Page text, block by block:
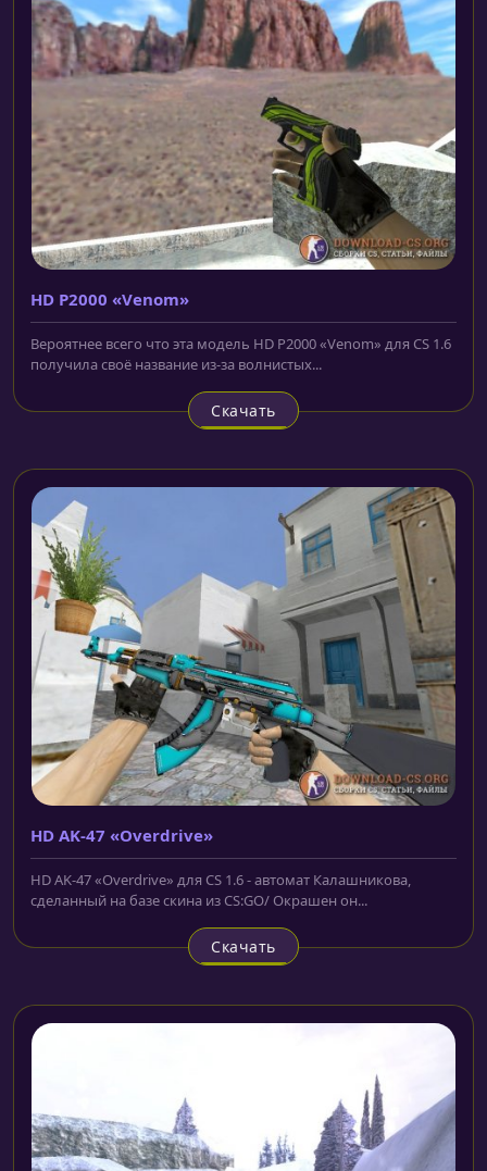
HD P2000 «Venom»
Вероятнее всего что эта модель HD P2000 «Venom» для CS 1.6
получила своё название из-за волнистых...
Скачать
HD AK-47 «Overdrive»
HD AK-47 «Overdrive» для CS 1.6 - автомат Калашникова,
сделанный на базе скина из CS:GO/ Окрашен он...
Скачать